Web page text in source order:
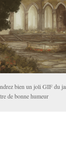
bien un joli GIF du
de bonne humeur